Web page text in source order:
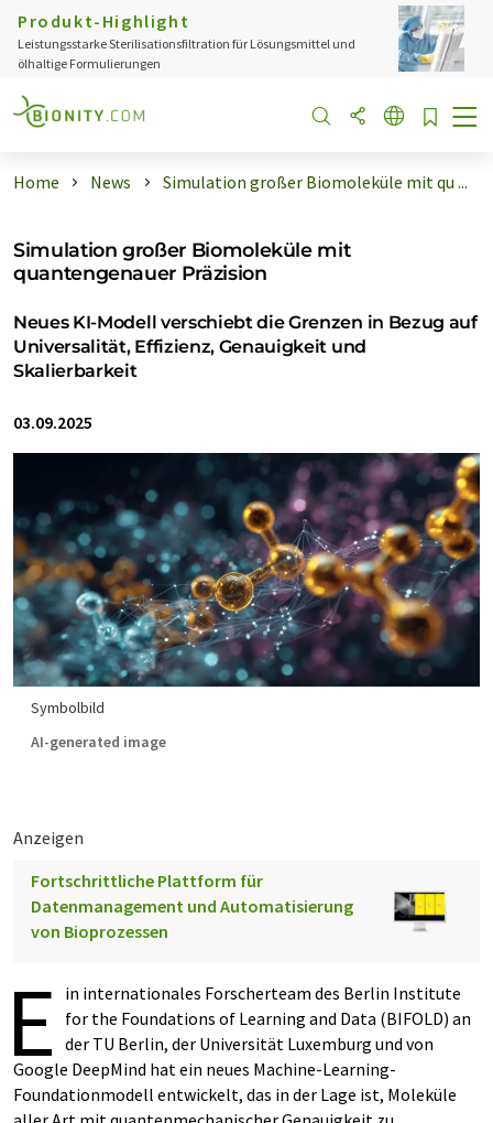
Produkt-Highlight
Leistungsstarke Sterilisationsfiltration für Lösungsmittel und
ölhaltige Formulierungen
Home News Simulation großer Biomoleküle mit qu ...
Simulation großer Biomoleküle mit
quantengenauer Präzision
Neues KI-Modell verschiebt die Grenzen in Bezug auf
Universalität, Effizienz, Genauigkeit und
Skalierbarkeit
03.09.2025
Symbolbild
AI-generated image
Anzeigen
Fortschrittliche Plattform für
Datenmanagement und Automatisierung
von Bioprozessen
E
in internationales Forscherteam des Berlin Institute
for the Foundations of Learning and Data (BIFOLD) an
der TU Berlin, der Universität Luxemburg und von
Google DeepMind hat ein neues Machine-Learning-
Foundationmodell entwickelt, das in der Lage ist, Moleküle